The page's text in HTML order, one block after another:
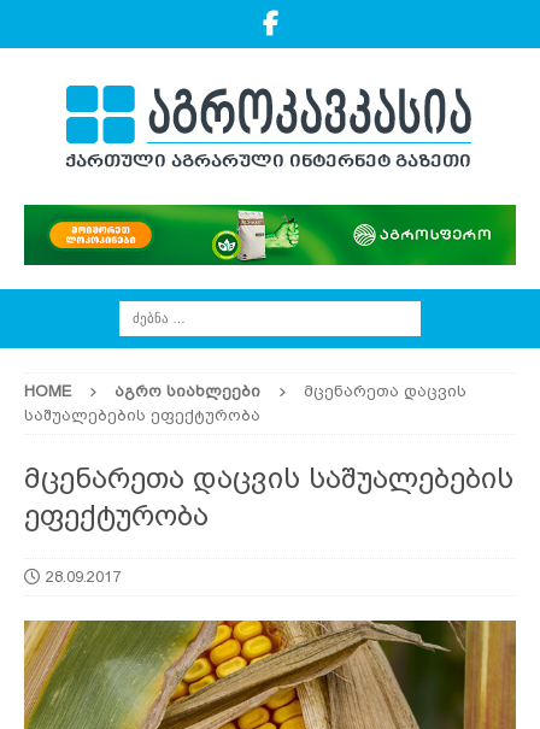
HOME ᲐᲒᲠᲝ ᲡᲘᲐᲮᲚᲔᲔᲑᲘ
მცენარეთა დაცვის
საშუალებების ეფექტურობა
მცენარეთა დაცვის საშუალებების
ეფექტურობა
28.09.2017